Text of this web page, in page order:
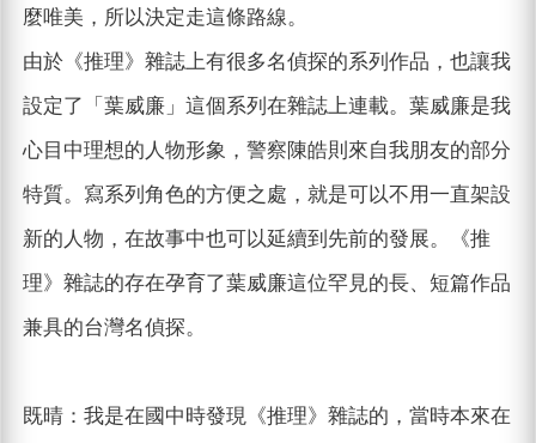
麼唯美，所以決定走這條路線。
由於《推理》雜誌上有很多名偵探的系列作品，也讓我
設定了「葉威廉」這個系列在雜誌上連載。葉威廉是我
心目中理想的人物形象，警察陳皓則來自我朋友的部分
特質。寫系列角色的方便之處，就是可以不用一直架設
新的人物，在故事中也可以延續到先前的發展。《推
理》雜誌的存在孕育了葉威廉這位罕見的長、短篇作品
兼具的台灣名偵探。
既晴：我是在國中時發現《推理》雜誌的，當時本來在